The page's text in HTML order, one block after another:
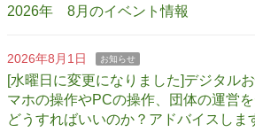
2026年 8月のイベント情報
2026年8月1日 お知らせ
[水曜日に変更になりました]デジタル
マホの操作やPCの操作、団体の運営
どうすればいいのか？アドバイスしま